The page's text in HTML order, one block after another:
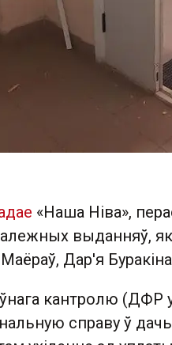
«Наша Ніва»,
выданняў,
Дар'я
кантролю (ДФР
справу ў